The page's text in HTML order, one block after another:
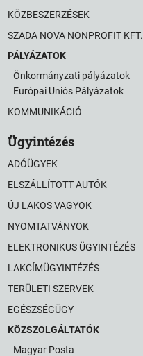
KÖZBESZERZÉSEK
SZADA NOVA NONPROFIT KFT.
PÁLYÁZATOK
Önkormányzati pályázatok
Európai Uniós Pályázatok
KOMMUNIKÁCIÓ
Ügyintézés
ADÓÜGYEK
ELSZÁLLÍTOTT AUTÓK
ÚJ LAKOS VAGYOK
NYOMTATVÁNYOK
ELEKTRONIKUS ÜGYINTÉZÉS
LAKCÍMÜGYINTÉZÉS
TERÜLETI SZERVEK
EGÉSZSÉGÜGY
KÖZSZOLGÁLTATÓK
Magyar Posta